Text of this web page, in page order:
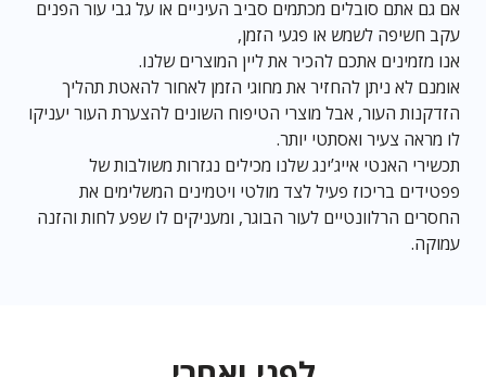
אם גם אתם סובלים מכתמים סביב העיניים או על גבי עור הפנים
עקב חשיפה לשמש או פגעי הזמן,
אנו מזמינים אתכם להכיר את ליין המוצרים שלנו.
אומנם לא ניתן להחזיר את מחוגי הזמן לאחור להאטת תהליך
הזדקנות העור, אבל מוצרי הטיפוח השונים להצערת העור יעניקו
לו מראה צעיר ואסתטי יותר.
תכשירי האנטי אייג’ינג שלנו מכילים נגזרות משולבות של
פפטידים בריכוז פעיל לצד מולטי ויטמינים המשלימים את
החסרים הרלוונטיים לעור הבוגר, ומעניקים לו שפע לחות והזנה
עמוקה.